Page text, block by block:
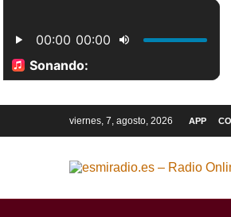
viernes, 7, agosto, 2026 APP